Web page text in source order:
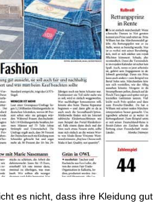
es nicht, dass ihre Kleidung gut